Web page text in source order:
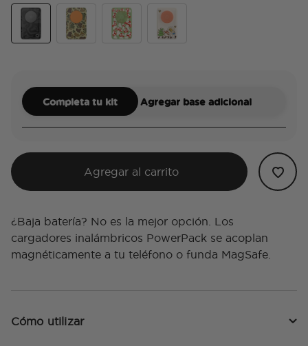
Completa tu kit Agregar base adicional
Agregar al carrito
¿Baja batería? No es la mejor opción. Los
cargadores inalámbricos PowerPack se acoplan
magnéticamente a tu teléfono o funda MagSafe.
Cómo utilizar